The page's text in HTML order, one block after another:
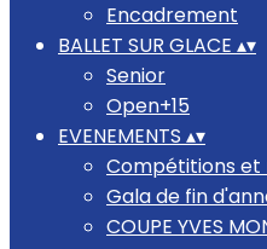
Encadrement
BALLET SUR GLACE ▴▾
Senior
Open+15
EVENEMENTS ▴▾
Compétitions et
Gala de fin
COUPE YVES